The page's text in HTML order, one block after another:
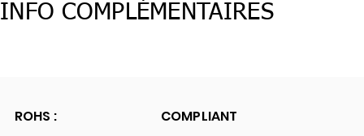
INFO COMPLÉMENTAIRES
ROHS : COMPLIANT